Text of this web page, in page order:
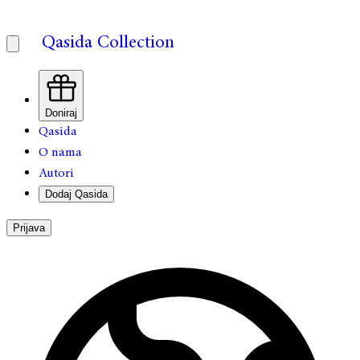
Qasida Collection
Doniraj
Qasida
O nama
Autori
Dodaj Qasida
Prijava